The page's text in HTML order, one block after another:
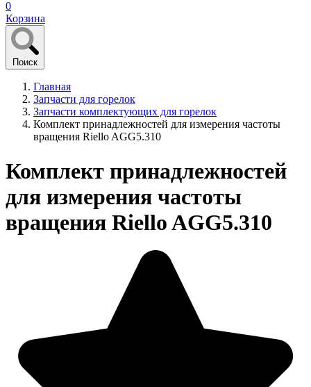
0
Корзина
Поиск
Главная
Запчасти для горелок
Запчасти комплектующих для горелок
Комплект принадлежностей для измерения частоты
вращения Riello AGG5.310
Комплект принадлежностей
для измерения частоты
вращения Riello AGG5.310